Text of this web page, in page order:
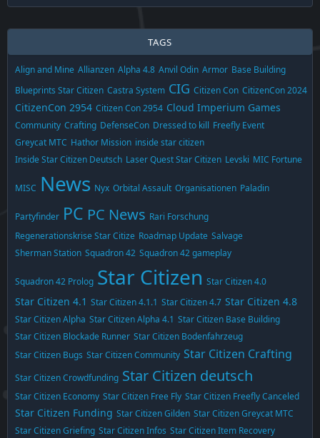
TAGS
Align and Mine Allianzen Alpha 4.8 Anvil Odin Armor Base Building
Blueprints Star Citizen Castra System CIG Citizen Con CitizenCon 2024
CitizenCon 2954 Citizen Con 2954 Cloud Imperium Games
Community Crafting DefenseCon Dressed to kill Freefly Event
Greycat MTC Hathor Mission inside star citizen
Inside Star Citizen Deutsch Laser Quest Star Citizen Levski MIC Fortune
MISC News Nyx Orbital Assault Organisationen Paladin
Partyfinder PC PC News Rari Forschung
Regenerationskrise Star Citize Roadmap Update Salvage
Sherman Station Squadron 42 Squadron 42 gameplay
Squadron 42 Prolog Star Citizen Star Citizen 4.0
Star Citizen 4.1 Star Citizen 4.1.1 Star Citizen 4.7 Star Citizen 4.8
Star Citizen Alpha Star Citizen Alpha 4.1 Star Citizen Base Building
Star Citizen Blockade Runner Star Citizen Bodenfahrzeug
Star Citizen Bugs Star Citizen Community Star Citizen Crafting
Star Citizen Crowdfunding Star Citizen deutsch
Star Citizen Economy Star Citizen Free Fly Star Citizen Freefly Canceled
Star Citizen Funding Star Citizen Gilden Star Citizen Greycat MTC
Star Citizen Griefing Star Citizen Infos Star Citizen Item Recovery